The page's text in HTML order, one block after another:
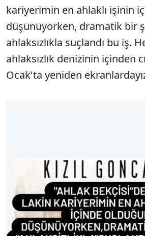
kariyerimin en ahlaklı işinin
düşünüyorken, dramatik bir
ahlaksızlıkla suçlandı bu iş.
ahlaksızlık denizinin içinden
Ocak'ta yeniden